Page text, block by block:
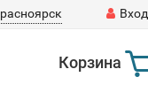
Вход
Корзина